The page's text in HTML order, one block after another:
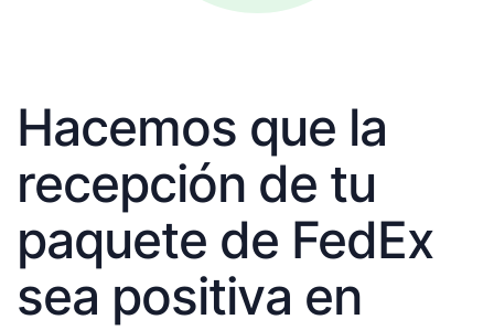
Hacemos que la
recepción de tu
paquete de FedEx
sea positiva en